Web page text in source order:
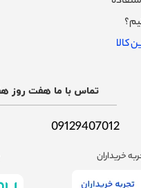
کالا
تماس با ما هفت روز هفته
09129407012
خریداران